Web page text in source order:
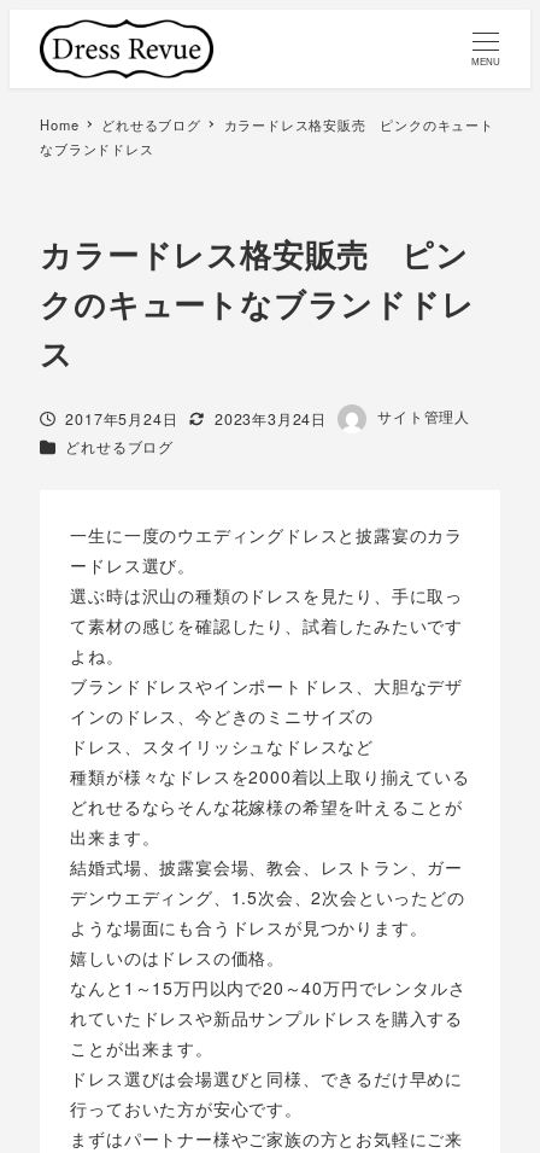
MENU
Home どれせるブログ
カラードレス格安販売 ピンクのキュート
なブランドドレス
カラードレス格安販売 ピン
クのキュートなブランドドレ
ス
投稿日
2017年5月24日 更新日
2023年3月24日
著
サイト管理人
カテゴリー
どれせるブログ
一生に一度のウエディングドレスと披露宴のカラ
ードレス選び。
選ぶ時は沢山の種類のドレスを見たり、手に取っ
て素材の感じを確認したり、試着したみたいです
よね。
ブランドドレスやインポートドレス、大胆なデザ
インのドレス、今どきのミニサイズの
ドレス、スタイリッシュなドレスなど
種類が様々なドレスを2000着以上取り揃えている
どれせるならそんな花嫁様の希望を叶えることが
出来ます。
結婚式場、披露宴会場、教会、レストラン、ガー
デンウエディング、1.5次会、2次会といったどの
ような場面にも合うドレスが見つかります。
嬉しいのはドレスの価格。
なんと1～15万円以内で20～40万円でレンタルさ
れていたドレスや新品サンプルドレスを購入する
ことが出来ます。
ドレス選びは会場選びと同様、できるだけ早めに
行っておいた方が安心です。
まずはパートナー様やご家族の方とお気軽にご来